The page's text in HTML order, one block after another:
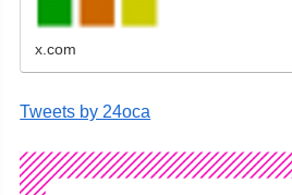
x.com
Tweets by 24oca